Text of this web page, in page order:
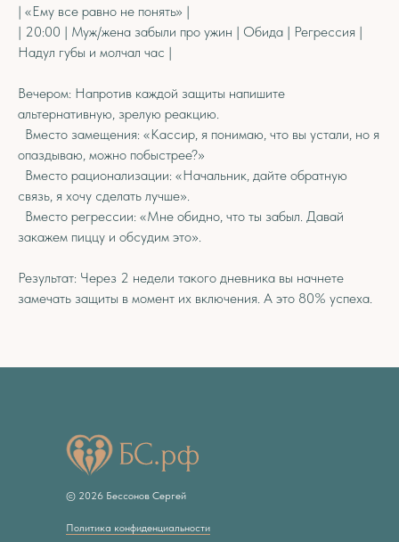
| «Ему все равно не понять» |
| 20:00 | Муж/жена забыли про ужин | Обида | Регрессия |
Надул губы и молчал час |
Вечером: Напротив каждой защиты напишите
альтернативную, зрелую реакцию.
Вместо замещения: «Кассир, я понимаю, что вы устали, но я
опаздываю, можно побыстрее?»
Вместо рационализации: «Начальник, дайте обратную
связь, я хочу сделать лучше».
Вместо регрессии: «Мне обидно, что ты забыл. Давай
закажем пиццу и обсудим это».
Результат: Через 2 недели такого дневника вы начнете
замечать защиты в момент их включения. А это 80% успеха.
© 2026 Бессонов Сергей
Политика конфиденциальности